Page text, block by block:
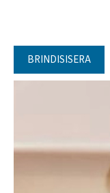
BRINDISISERA